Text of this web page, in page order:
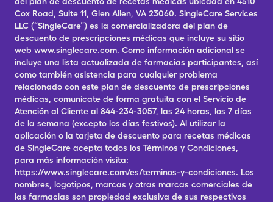
Cox Road, Suite 11, Glen Allen, VA 23060. SingleCare Services
LLC (“SingleCare”) es la comercializadora del plan de
descuento de prescripciones médicas que incluye su sitio
web www.singlecare.com. Como información adicional se
incluye una lista actualizada de farmacias participantes, así
como también asistencia para cualquier problema
relacionado con este plan de descuento de prescripciones
médicas, comunícate de forma gratuita con el Servicio de
Atención al Cliente al 844-234-3057, las 24 horas, los 7 días
de la semana (excepto los días festivos). Al utilizar la
aplicación o la tarjeta de descuento para recetas médicas
de SingleCare acepta todos los Términos y Condiciones,
para más información visita:
https://www.singlecare.com/es/terminos-y-condiciones. Los
nombres, logotipos, marcas y otras marcas comerciales de
las farmacias son propiedad exclusiva de sus respectivos